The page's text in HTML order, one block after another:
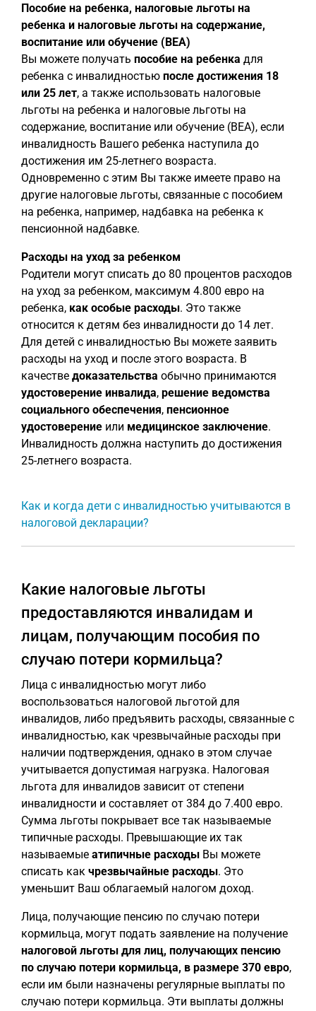
Пособие на ребенка, налоговые льготы на
ребенка и налоговые льготы на содержание,
воспитание или обучение (BEA)
Вы можете получать пособие на ребенка для
ребенка с инвалидностью после достижения 18
или 25 лет, а также использовать налоговые
льготы на ребенка и налоговые льготы на
содержание, воспитание или обучение (BEA), если
инвалидность Вашего ребенка наступила до
достижения им 25-летнего возраста.
Одновременно с этим Вы также имеете право на
другие налоговые льготы, связанные с пособием
на ребенка, например, надбавка на ребенка к
пенсионной надбавке.
Расходы на уход за ребенком
Родители могут списать до 80 процентов расходов
на уход за ребенком, максимум 4.800 евро на
ребенка, как особые расходы. Это также
относится к детям без инвалидности до 14 лет.
Для детей с инвалидностью Вы можете заявить
расходы на уход и после этого возраста. В
качестве доказательства обычно принимаются
удостоверение инвалида, решение ведомства
социального обеспечения, пенсионное
удостоверение или медицинское заключение.
Инвалидность должна наступить до достижения
25-летнего возраста.
Как и когда дети с инвалидностью учитываются в
налоговой декларации?
Какие налоговые льготы
предоставляются инвалидам и
лицам, получающим пособия по
случаю потери кормильца?
Лица с инвалидностью могут либо
воспользоваться налоговой льготой для
инвалидов, либо предъявить расходы, связанные с
инвалидностью, как чрезвычайные расходы при
наличии подтверждения, однако в этом случае
учитывается допустимая нагрузка. Налоговая
льгота для инвалидов зависит от степени
инвалидности и составляет от 384 до 7.400 евро.
Сумма льготы покрывает все так называемые
типичные расходы. Превышающие их так
называемые атипичные расходы Вы можете
списать как чрезвычайные расходы. Это
уменьшит Ваш облагаемый налогом доход.
Лица, получающие пенсию по случаю потери
кормильца, могут подать заявление на получение
налоговой льготы для лиц, получающих пенсию
по случаю потери кормильца, в размере 370 евро,
если им были назначены регулярные выплаты по
случаю потери кормильца. Эти выплаты должны